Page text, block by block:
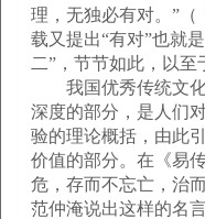
理，无独必有对。”（
载又提出“有对”也就
二”，节节如此，以至
我国优秀传统文化
深度的部分，是人们
验的理论概括，由此
价值的部分。在《易
危，存而不忘亡，治
范仲淹说出这样的名